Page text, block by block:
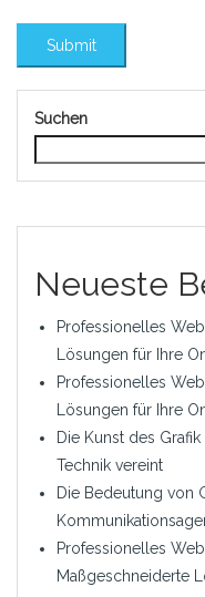
Suchen
Neueste
Professionelles
Lösungen für Ihre
Professionelles
Lösungen für Ihre
Die Kunst des
Technik vereint
Die Bedeutung von
Professionelles
Maßgeschneiderte